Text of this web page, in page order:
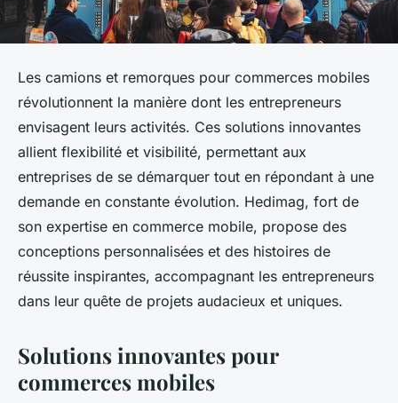
Les camions et remorques pour commerces mobiles
révolutionnent la manière dont les entrepreneurs
envisagent leurs activités. Ces solutions innovantes
allient flexibilité et visibilité, permettant aux
entreprises de se démarquer tout en répondant à une
demande en constante évolution. Hedimag, fort de
son expertise en commerce mobile, propose des
conceptions personnalisées et des histoires de
réussite inspirantes, accompagnant les entrepreneurs
dans leur quête de projets audacieux et uniques.
Solutions innovantes pour
commerces mobiles